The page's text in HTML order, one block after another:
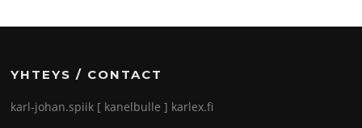
YHTEYS / CONTACT
karl-johan.spiik [ kanelbulle ] karlex.fi